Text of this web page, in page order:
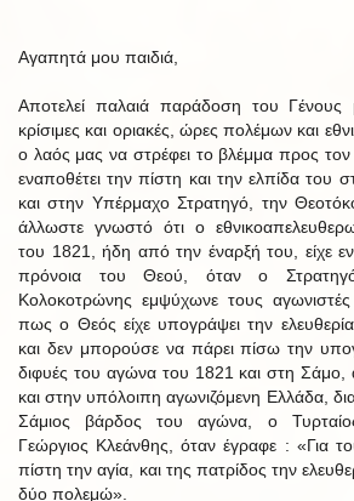
Αγαπητά μου παιδιά,
Αποτελεί παλαιά παράδοση του
κρίσιμες και οριακές, ώρες πολέμων και
ο λαός μας να στρέφει το βλέμμα προς
εναποθέτει την πίστη και την ελπίδα του
και στην Υπέρμαχο Στρατηγό, την
άλλωστε γνωστό ότι ο
του 1821, ήδη από την έναρξή του, είχε
πρόνοια του Θεού, όταν ο
Κολοκοτρώνης εμψύχωνε τους
πως ο Θεός είχε υπογράψει την
και δεν μπορούσε να πάρει πίσω την
διφυές του αγώνα του 1821 και στη
και στην υπόλοιπη αγωνιζόμενη Ελλάδα,
Σάμιος βάρδος του αγώνα, ο
Γεώργιος Κλεάνθης, όταν έγραφε : «Για
πίστη την αγία, και της πατρίδος την
δύο πολεμώ».